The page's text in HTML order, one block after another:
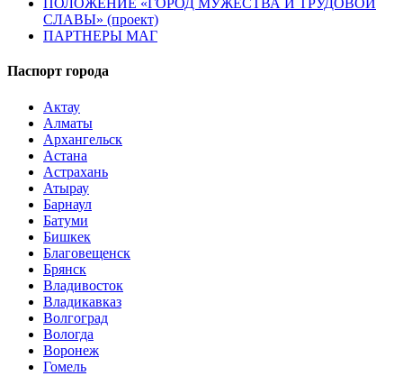
ПОЛОЖЕНИЕ «ГОРОД МУЖЕСТВА И ТРУДОВОЙ
СЛАВЫ» (проект)
ПАРТНЕРЫ МАГ
Паспорт города
Актау
Алматы
Архангельск
Астана
Астрахань
Атырау
Барнаул
Батуми
Бишкек
Благовещенск
Брянск
Владивосток
Владикавказ
Волгоград
Вологда
Воронеж
Гомель